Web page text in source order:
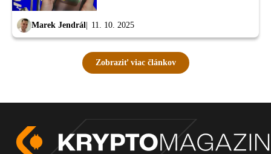
Marek Jendrál 11. 10. 2025
Zobraziť viac článkov